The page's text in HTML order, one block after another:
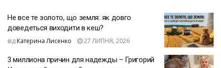
Не все те золото, що земля: як довго
доведеться виходити в кеш?
від Катерина Лисенко 27 ЛИПНЯ, 2026
3 миллиона причин для надежды – Григорий